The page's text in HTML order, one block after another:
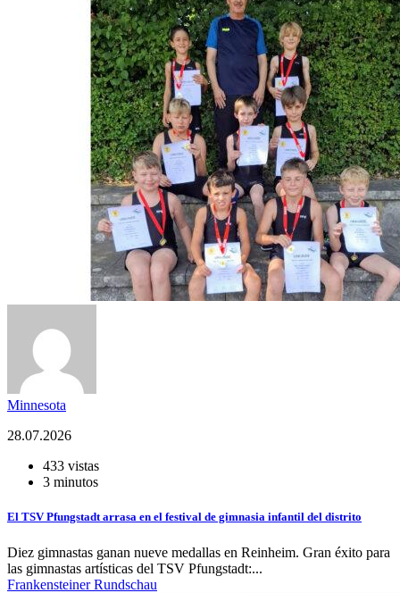
Minnesota
28.07.2026
433 vistas
3 minutos
El TSV Pfungstadt arrasa en el festival de gimnasia infantil del distrito
Diez gimnastas ganan nueve medallas en Reinheim. Gran éxito para
las gimnastas artísticas del TSV Pfungstadt:...
Frankensteiner Rundschau